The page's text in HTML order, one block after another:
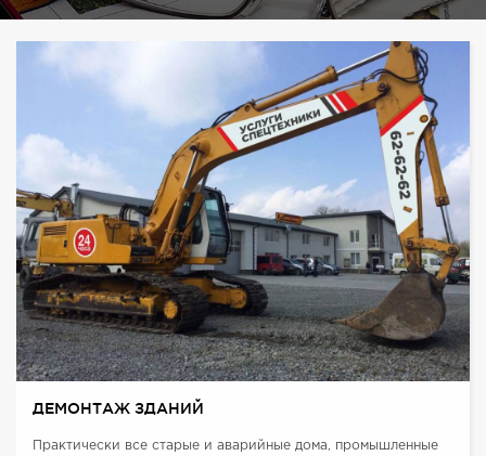
ДЕМОНТАЖ ЗДАНИЙ
Практически все старые и аварийные дома, промышленные